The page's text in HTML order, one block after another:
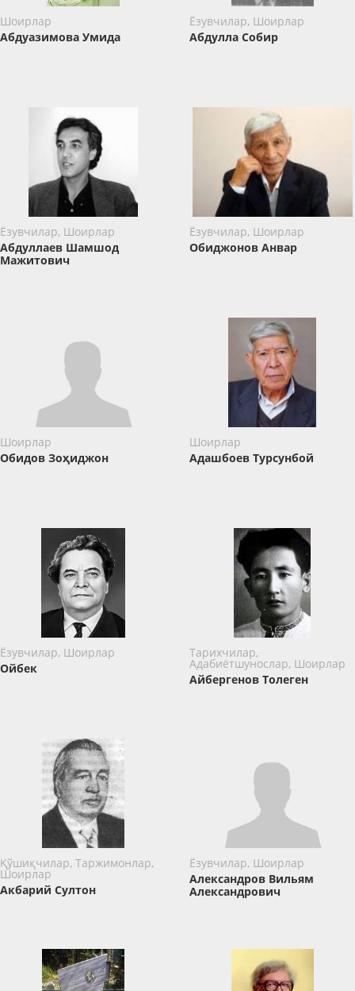
Шоирлар
Абдуазимова Умида
Ёзувчилар, Шоирлар
Абдулла Собир
Ёзувчилар, Шоирлар
Абдуллаев Шамшод
Мажитович
Ёзувчилар, Шоирлар
Обиджонов Анвар
Шоирлар
Обидов Зоҳиджон
Шоирлар
Адашбоев Турсунбой
Ёзувчилар, Шоирлар
Ойбек
Тарихчилар,
Адабиётшунослар, Шоирлар
Айбергенов Толеген
Қўшиқчилар, Таржимонлар,
Шоирлар
Акбарий Султон
Ёзувчилар, Шоирлар
Александров Вильям
Александрович